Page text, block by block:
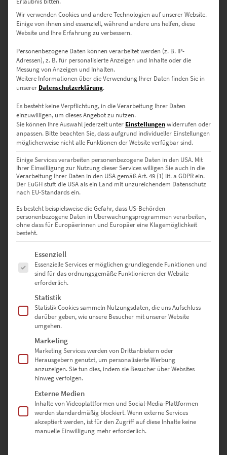
EZ00548 Planet Kayertäle Gärtringen
€26,90–€749,00
Enthält 19% Mwst.
zzgl. Versand
Dieses Produkt weist mehrere Varianten auf. Die Optionen können auf der Produktseite gewählt werden
Wir verwenden Cookies und andere Technologien auf unserer Website.
Einige von ihnen sind essenziell, während andere uns helfen, diese
Website und Ihre Erfahrung zu verbessern.
Personenbezogene Daten können verarbeitet werden (z. B. IP-
Adressen), z. B. für personalisierte Anzeigen und Inhalte oder die
Messung von Anzeigen und Inhalten.
Weitere Informationen über die Verwendung Ihrer Daten finden Sie in
unserer Datenschutzerklärung.
Es besteht keine Verpflichtung, in die Verarbeitung Ihrer Daten
einzuwilligen, um dieses Angebot zu nutzen.
Sie können Ihre Auswahl jederzeit unter Einstellungenwiderrufen oder
anpassen. Bitte beachten Sie, dass aufgrund individueller Einstellungen
möglicherweise nicht alle Funktionen der Website verfügbar sind.
Einige Services verarbeiten personenbezogene Daten in den USA. Mit
Ihrer Einwilligung zur Nutzung dieser Services willigen Sie auch in die
Verarbeitung Ihrer Daten in den USA gemäß Art. 49 (1) lit. a GDPR ein.
Der EuGH stuft die USA als ein Land mit unzureichendem Datenschutz
nach EU-Standards ein.
Es besteht beispielsweise die Gefahr, dass US-Behörden
personenbezogene Daten in Überwachungsprogrammen verarbeiten,
ohne dass für Europäerinnen und Europäer eine Klagemöglichkeit
besteht.
Es folgt eine Liste der Service-Gruppen, für die eine Einwilligung
Essenziell
Essenzielle Services ermöglichen grundlegende Funktionen und
sind für das ordnungsgemäße Funktionieren der Website
erforderlich.
Statistik
Statistik-Cookies sammeln Nutzungsdaten, die uns Aufschluss
darüber geben, wie unsere Besucher mit unserer Website
umgehen.
Marketing
Marketing Services werden von Drittanbietern oder
Herausgebern genutzt, um personalisierte Werbung
anzuzeigen. Sie tun dies, indem sie Besucher über Websites
hinweg verfolgen.
Externe Medien
Inhalte von Videoplattformen und Social-Media-Plattformen
werden standardmäßig blockiert. Wenn externe Services
akzeptiert werden, ist für den Zugriff auf diese Inhalte keine
manuelle Einwilligung mehr erforderlich.